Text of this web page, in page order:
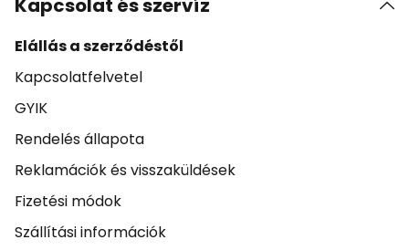
Kapcsolat és szervíz
Elállás a szerződéstől
Kapcsolatfelvetel
GYIK
Rendelés állapota
Reklamációk és visszaküldések
Fizetési módok
Szállítási információk